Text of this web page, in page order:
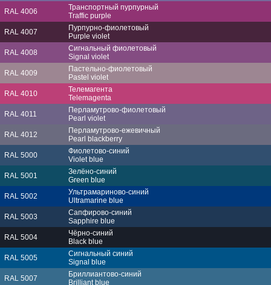
RAL 4006
Транспортный пурпурный
Traffic purple
RAL 4007
Пурпурно-фиолетовый
Purple violet
RAL 4008
Сигнальный фиолетовый
Signal violet
RAL 4009
Пастельно-фиолетовый
Pastel violet
RAL 4010
Телемагента
Telemagenta
RAL 4011
Перламутрово-фиолетовый
Pearl violet
RAL 4012
Перламутрово-ежевичный
Pearl blackberry
RAL 5000
Фиолетово-синий
Violet blue
RAL 5001
Зелёно-синий
Green blue
RAL 5002
Ультрамариново-синий
Ultramarine blue
RAL 5003
Сапфирово-синий
Sapphire blue
RAL 5004
Чёрно-синий
Black blue
RAL 5005
Сигнальный синий
Signal blue
RAL 5007
Бриллиантово-синий
Brilliant blue